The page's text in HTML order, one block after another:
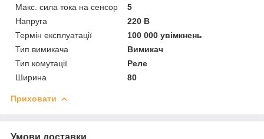
Макс. сила тока на сенсор
5
Напруга
220 В
Термін експлуатації
100 000 увімкнень
Тип вимикача
Вимикач
Тип комутації
Реле
Ширина
80
Приховати
Умови доставки